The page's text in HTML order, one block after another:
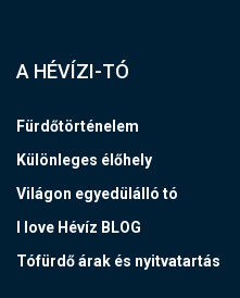
A HÉVÍZI-TÓ
Fürdőtörténelem
Különleges élőhely
Világon egyedülálló tó
I love Hévíz BLOG
Tófürdő árak és nyitvatartás